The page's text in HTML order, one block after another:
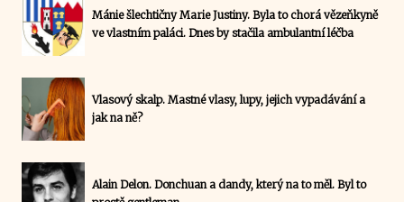
Mánie šlechtičny Marie Justiny. Byla to chorá vězeňkyně
ve vlastním paláci. Dnes by stačila ambulantní léčba
Vlasový skalp. Mastné vlasy, lupy, jejich vypadávání a
jak na ně?
Alain Delon. Donchuan a dandy, který na to měl. Byl to